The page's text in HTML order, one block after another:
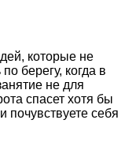
которые не
берегу, когда в
не для
спасет хотя бы
почувствуете себя